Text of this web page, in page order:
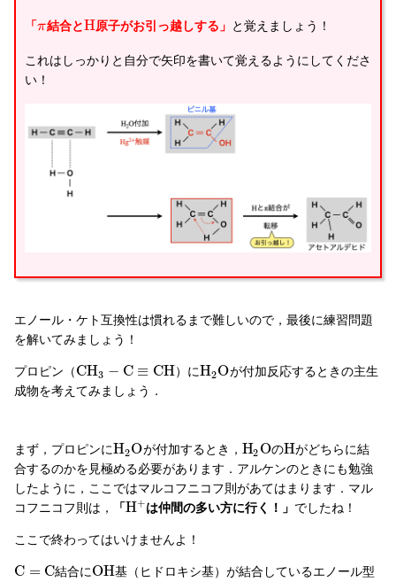
「π結合とH原子がお引っ越しする」 と覚えましょう！
これはしっかりと自分で矢印を書いて覚えるようにしてくださ
い！
エノール・ケト互換性は慣れるまで難しいので，最後に練習問題
を解いてみましょう！
プロピン（CH3 − C ≡ CH）にH2Oが付加反応するときの主生
成物を考えてみましょう．
まず，プロピンにH2Oが付加するとき， H2 OのHがどちらに結
合するのかを見極める必要があります．アルケンのときにも勉強
したように，ここではマルコフニコフ則があてはまります．マル
コフニコフ則は，
「H+は仲間の多い方に行く！」 でしたね！
ここで終わってはいけませんよ！
C = C結合にOH基（ヒドロキシ基）が結合しているエノール型